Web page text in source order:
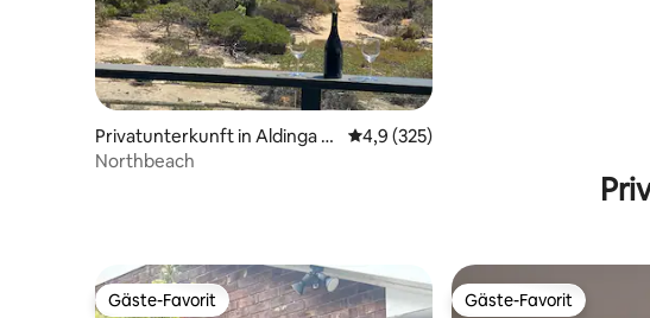
Privatunterkunft in Aldinga B
each
Durchschnittliche Bewertung: 4,9
4,9 (325)
Northbeach
Gäste-Favorit
Gäste-Favorit Gäste-Favorit
Gäste-Favorit